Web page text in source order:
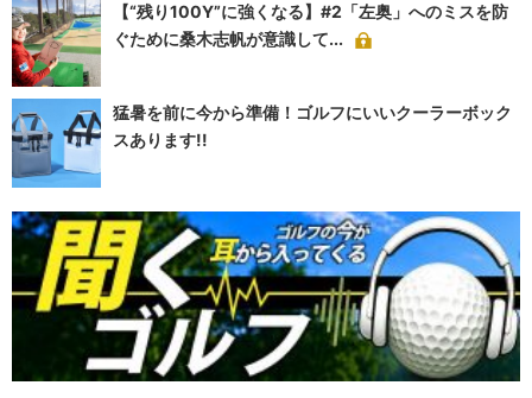
【“残り100Y”に強くなる】#2「左奥」へのミスを防
ぐために桑木志帆が意識して...
猛暑を前に今から準備！ゴルフにいいクーラーボック
スあります!!